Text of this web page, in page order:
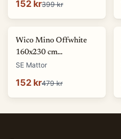
152 kr399 kr
-68
Wico Mino Offwhite
160x230 cm
Wiltonmatta
SE Mattor
152 kr479 kr